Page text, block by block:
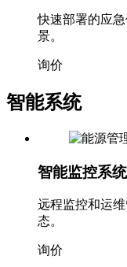
快速部署的应
景。
询价
智能系统
智能监控系统
远程监控和运
态。
询价